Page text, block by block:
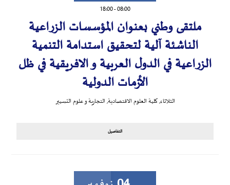
08:00
-
18:00
ملتقى وطني بعنوان المؤسسات الزراعية
الناشئة آلية لتحقيق استدامة التنمية
الزراعية في الدول العربية و الافريقية في ظل
الأزمات الدولية
الثلاثاء,كلية العلوم الاقتصادية, التجارية و علوم التسيير
التفاصيل